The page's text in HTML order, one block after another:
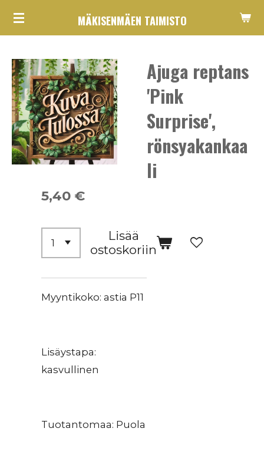
Siirry
MÄKISENMÄEN TAIMISTO
Ajuga reptans
'Pink
Surprise',
rönsyakankaa
li
5,40 €
Lisää
ostoskoriin
Myyntikoko: astia P11
Lisäystapa:
kasvullinen
Tuotantomaa: Puola